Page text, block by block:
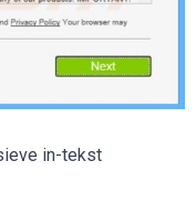
in-tekst